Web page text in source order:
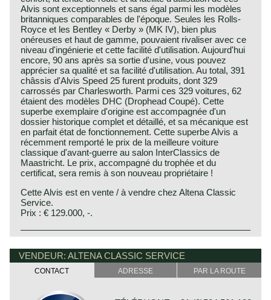
Alvis sont exceptionnels et sans égal parmi les modèles
britanniques comparables de l'époque. Seules les Rolls-
Royce et les Bentley « Derby » (MK IV), bien plus
onéreuses et haut de gamme, pouvaient rivaliser avec ce
niveau d'ingénierie et cette facilité d'utilisation. Aujourd'hui
encore, 90 ans après sa sortie d'usine, vous pouvez
apprécier sa qualité et sa facilité d'utilisation. Au total, 391
châssis d'Alvis Speed ​​25 furent produits, dont 329
carrossés par Charlesworth. Parmi ces 329 voitures, 62
étaient des modèles DHC (Drophead Coupé). Cette
superbe exemplaire d'origine est accompagnée d'un
dossier historique complet et détaillé, et sa mécanique est
en parfait état de fonctionnement. Cette superbe Alvis a
récemment remporté le prix de la meilleure voiture
classique d'avant-guerre au salon InterClassics de
Maastricht. Le prix, accompagné du trophée et du
certificat, sera remis à son nouveau propriétaire !
Cette Alvis est en vente / à vendre chez Altena Classic
Service.
Prix : € 129.000, -.
Alvis was founded by Thomas George John and G.P. de
manufactured in 1920, and the last Alvis (sports) cars
came out of the factory in Coventry 47 years later. The
ending of the brand name Alvis was sealed when it was
became part of Rover.
Alvis history
Alvis was founded by Thomas George John and G.P. de
Freville. The first cars built under the Alvis name were
manufactured in 1920, and the last Alvis (sports) cars
ending of the brand name Alvis was sealed when it was
VENDEUR: ALTENA CLASSIC SERVICE
CONTACT ADRESSE PAR LA ROUTE